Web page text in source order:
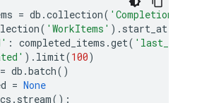
= db .collection(
( 'WorkItems' ) . start_at
: completed_items .get(
) . limit(100)
= db .batch()
= None
. stream():